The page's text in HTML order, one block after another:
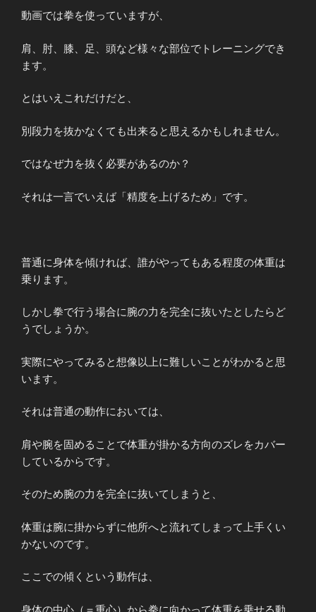
動画では拳を使っていますが、
肩、肘、膝、足、頭など様々な部位でトレーニングでき
ます。
とはいえこれだけだと、
別段力を抜かなくても出来ると思えるかもしれません。
ではなぜ力を抜く必要があるのか？
それは一言でいえば「精度を上げるため」です。
普通に身体を傾ければ、誰がやってもある程度の体重は
乗ります。
しかし拳で行う場合に腕の力を完全に抜いたとしたらど
うでしょうか。
実際にやってみると想像以上に難しいことがわかると思
います。
それは普通の動作においては、
肩や腕を固めることで体重が掛かる方向のズレをカバー
しているからです。
そのため腕の力を完全に抜いてしまうと、
体重は腕に掛からずに他所へと流れてしまって上手くい
かないのです。
ここでの傾くという動作は、
身体の中心（＝重心）から拳に向かって体重を乗せる動